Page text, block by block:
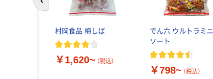
村岡食品 梅しば
￥1,620~ （税込）
でん六 ウルトラミ
ソート
￥798~ （税込）
前のスライドへ